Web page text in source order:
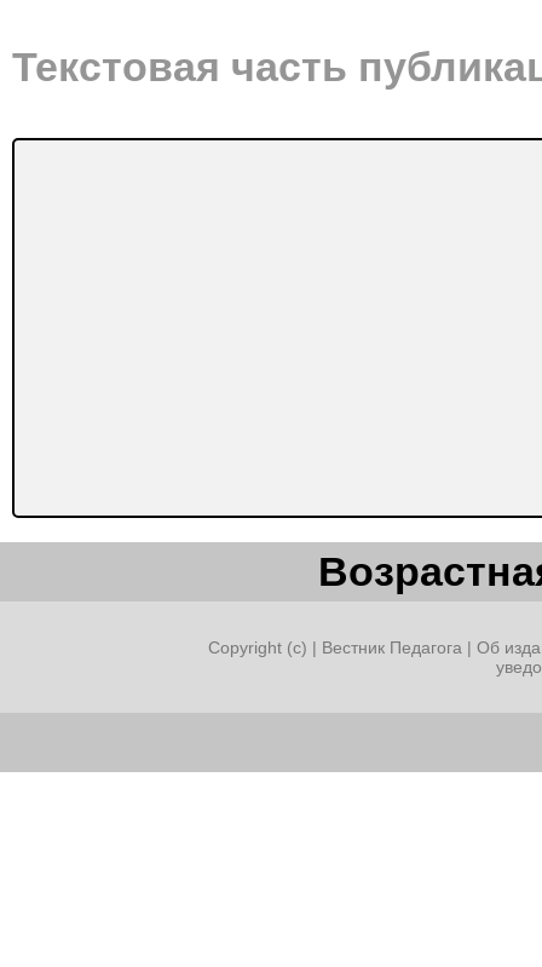
Текстовая часть
Copyright (c) | Вестник Педагога | Об